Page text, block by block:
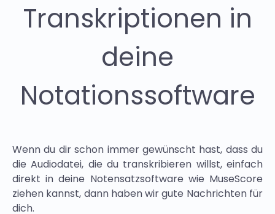
Transkriptionen in
deine
Notationssoftware
Wenn du dir schon immer gewünscht hast, dass du
die Audiodatei, die du transkribieren willst, einfach
direkt in deine Notensatzsoftware wie MuseScore
ziehen kannst, dann haben wir gute Nachrichten für
dich.